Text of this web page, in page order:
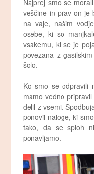
Najprej smo se
veščine in prav on je
na vaje, našim
osebe, ki so
vsakemu, ki se je
povezana z
šolo.
Ko smo se odpravili
mamo vedno
delil z vsemi.
ponovil naloge, ki
tako, da se sploh
ponavljamo.